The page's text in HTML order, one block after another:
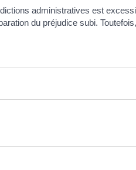
administratives est
du préjudice subi.